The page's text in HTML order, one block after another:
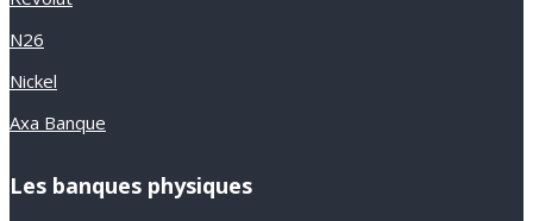
N26
Nickel
Axa Banque
Les banques physiques